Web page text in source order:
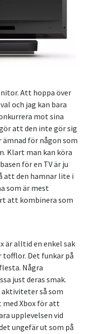
Att hoppa över
och jag kan bara
mot sina
att den inte gör sig
för någon som
Klart man kan köra
för en TV är ju
att den hamnar lite i
som är mest
att kombinera som
är alltid en enkel sak
Det funkar på
Några
just deras smak.
så som
med Xbox för att
upplevelsen vid
ungefär ut som på